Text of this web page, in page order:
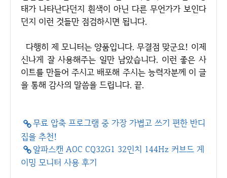
태가 나타난다던지 흰색이 아닌 다른 무언가가 보인다
던지 이런 것들만 점검하시면 됩니다.
다행히 제 모니터는 양품입니다. 무결점 맞군요! 이제
신나게 잘 사용해주는 일만 남았습니다. 이런 좋은 사
이트를 만들어 주시고 배포해 주시는 능력자분께 이 글
을 통해 감사의 말씀을 드립니다. 끝.
무료 압축 프로그램 중 가장 가볍고 쓰기 편한 반디
집을 추천!
알파스캔 AOC CQ32G1 32인치 144Hz 커브드 게
이밍 모니터 사용 후기